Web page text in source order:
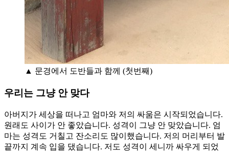
▲ 문경에서 도반들과 함께 (첫번째)
우리는 그냥 안 맞다
아버지가 세상을 떠나고 엄마와 저의 싸움은 시작되었습니다.
원래도 사이가 안 좋았습니다. 성격이 그냥 안 맞았습니다. 엄
마는 성격도 거칠고 잔소리도 많이했습니다. 저의 머리부터 발
끝까지 계속 입을 댔습니다. 저도 성격이 세니까 싸우게 되었